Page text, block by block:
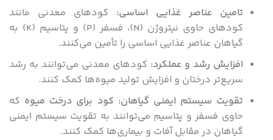
تامین عناصر غذایی اساسی: کودهای معدنی مانند
کودهای حاوی نیتروژن (N)، فسفر (P) و پتاسیم (K) به
گیاهان عناصر غذایی اساسی را تأمین می‌کنند.
افزایش رشد و عملکرد: کودهای معدنی می‌توانند به رشد
سریع‌تر درختان و افزایش تولید میوه‌ها کمک کنند.
تقویت سیستم ایمنی گیاهان: کود برای درخت میوه که
حاوی فسفر و پتاسیم می‌توانند به تقویت سیستم ایمنی
گیاهان در مقابل آفات و بیماری‌ها کمک کنند.